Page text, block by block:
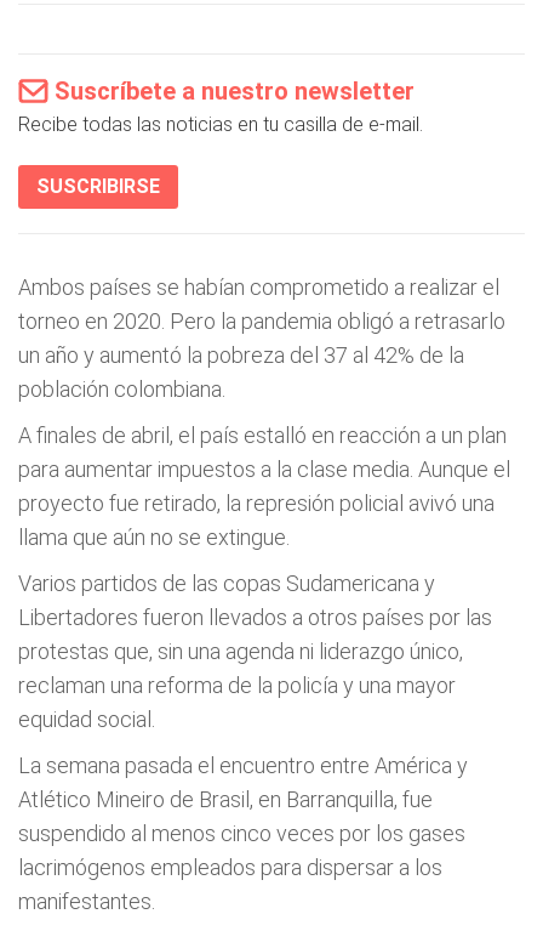
Suscríbete a nuestro newsletter
Recibe todas las noticias en tu casilla de e-mail.
SUSCRIBIRSE
Ambos países se habían comprometido a realizar el
torneo en 2020. Pero la pandemia obligó a retrasarlo
un año y aumentó la pobreza del 37 al 42% de la
población colombiana.
A finales de abril, el país estalló en reacción a un plan
para aumentar impuestos a la clase media. Aunque el
proyecto fue retirado, la represión policial avivó una
llama que aún no se extingue.
Varios partidos de las copas Sudamericana y
Libertadores fueron llevados a otros países por las
protestas que, sin una agenda ni liderazgo único,
reclaman una reforma de la policía y una mayor
equidad social.
La semana pasada el encuentro entre América y
Atlético Mineiro de Brasil, en Barranquilla, fue
suspendido al menos cinco veces por los gases
lacrimógenos empleados para dispersar a los
manifestantes.